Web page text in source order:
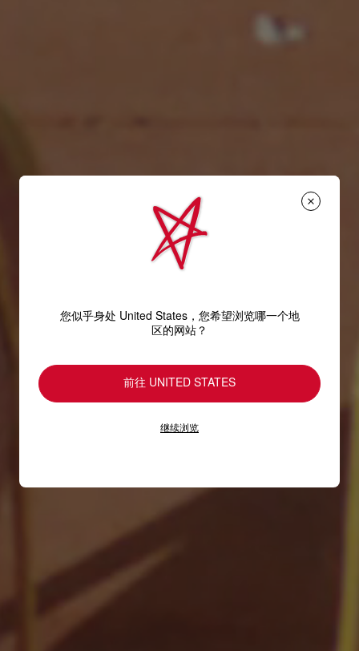
您似乎身处 United States，您希望浏览哪一个地
区的网站？
前往 UNITED STATES
继续浏览